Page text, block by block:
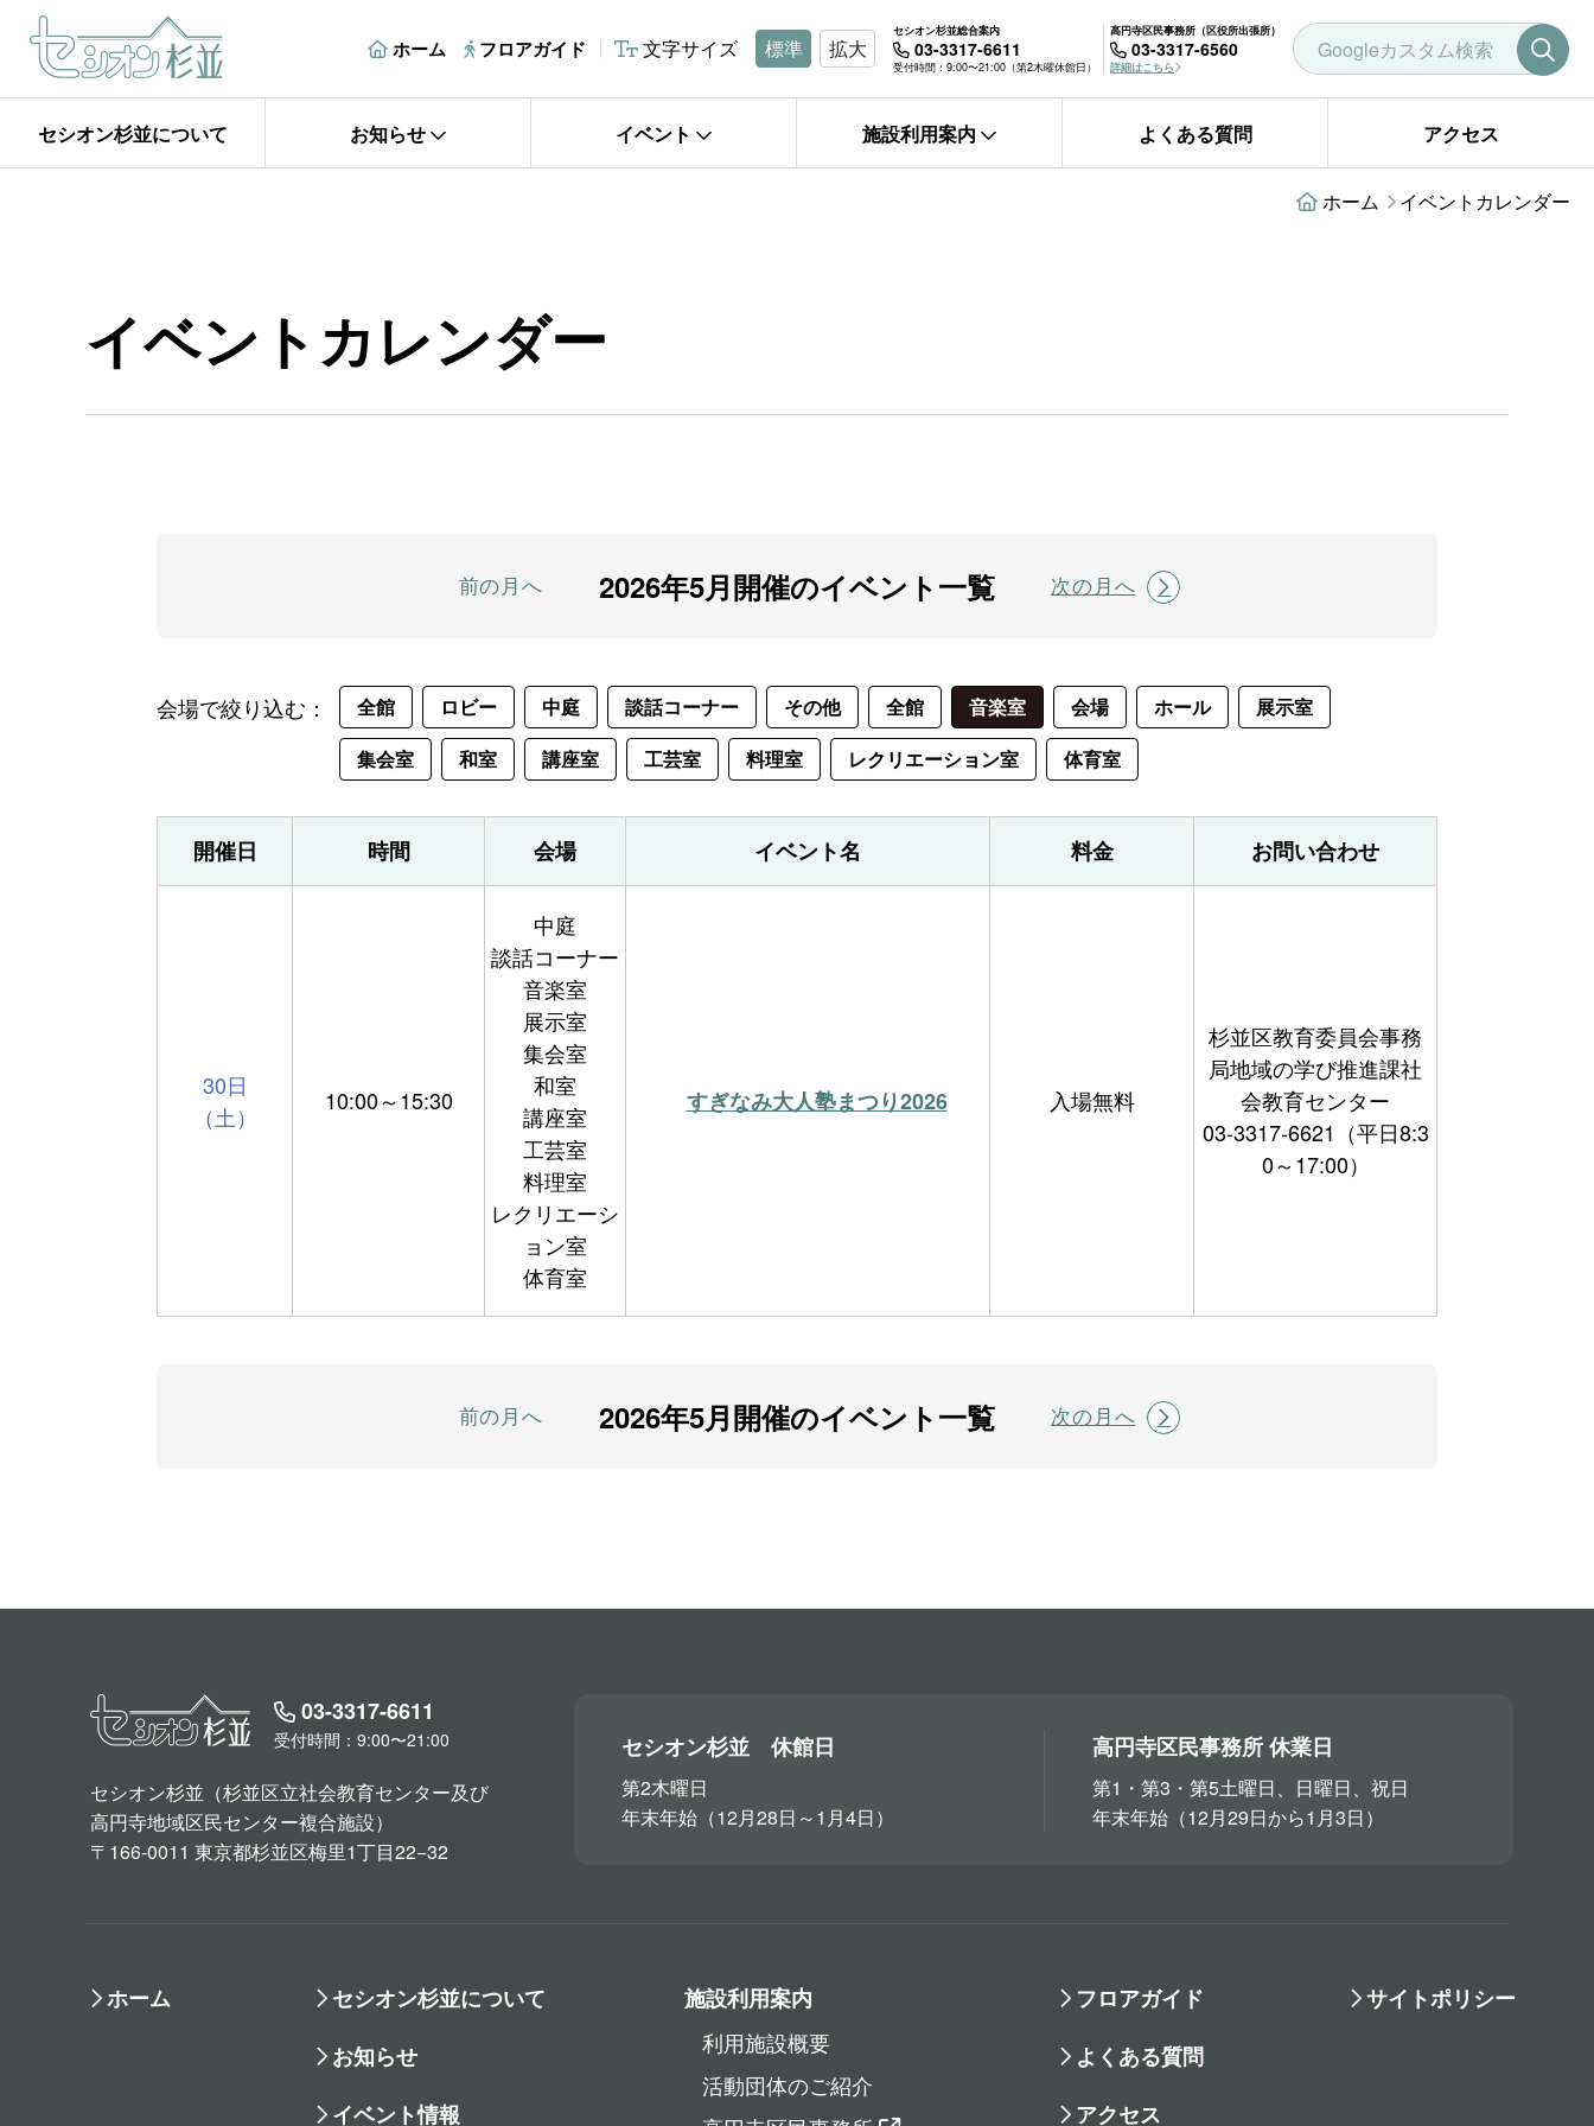
ホーム フロアガイド 文字サイズ 標準 拡大
セシオン杉並総合案内
03-3317-6611
受付時間：9:00〜21:00（第2木曜休館日）
高円寺区民事務所（区役所出張所）
03-3317-6560
詳細はこちら
セシオン杉並について お知らせ イベント 施設利用案内 よくある質問 アクセス
ホーム イベントカレンダー
イベントカレンダー
前の月へ 2026年5月開催のイベント一覧 次の月へ
会場で絞り込む： 全館 ロビー 中庭 談話コーナー その他 全館 音楽室 会場 ホール
展示室
集会室
和室 講座室 工芸室 料理室 レクリエーション室 体育室
開催日 時間 会場 イベント名 料金 お問い合わせ
30日
（土）
10:00～15:30
中庭
談話コーナー
音楽室
展示室
集会室
和室
講座室
工芸室
料理室
レクリエーシ
ョン室
体育室
すぎなみ大人塾まつり2026 入場無料
杉並区教育委員会事務
局地域の学び推進課社
会教育センター
03-3317-6621（平日8:3
0～17:00）
前の月へ 2026年5月開催のイベント一覧 次の月へ
03-3317-6611
受付時間：9:00〜21:00
セシオン杉並（杉並区立社会教育センター及び
高円寺地域区民センター複合施設）
〒166-0011 東京都杉並区梅里1丁目22−32
セシオン杉並 休館日
第2木曜日
年末年始（12月28日～1月4日）
高円寺区民事務所 休業日
第1・第3・第5土曜日、日曜日、祝日
年末年始（12月29日から1月3日）
ホーム
セシオン杉並について
お知らせ
イベント情報
施設利用案内
利用施設概要
活動団体のご紹介
フロアガイド
よくある質問
アクセス
サイトポリシー